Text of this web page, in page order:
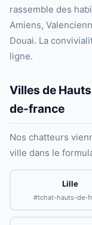
rassemble des
Amiens,
Douai. La
ligne.
Villes de
de-france
Nos chatteurs
ville dans le
Lille
#tchat-hauts-de-